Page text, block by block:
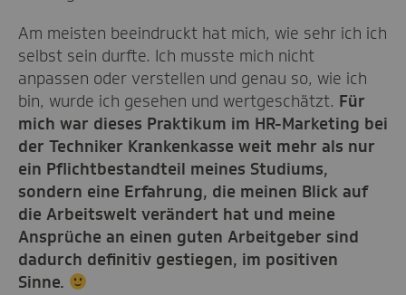
Am meisten beeindruckt hat mich, wie sehr ich ich
selbst sein durfte. Ich musste mich nicht
anpassen oder verstellen und genau so, wie ich
bin, wurde ich gesehen und wertgeschätzt. Für
mich war dieses Praktikum im HR-Marketing bei
der Techniker Krankenkasse weit mehr als nur
ein Pflichtbestandteil meines Studiums,
sondern eine Erfahrung, die meinen Blick auf
die Arbeitswelt verändert hat und meine
Ansprüche an einen guten Arbeitgeber sind
dadurch definitiv gestiegen, im positiven
Sinne.